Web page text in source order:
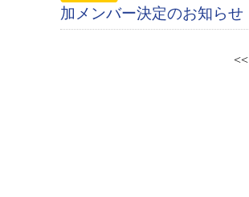
加メンバー決定のお知らせ
<<